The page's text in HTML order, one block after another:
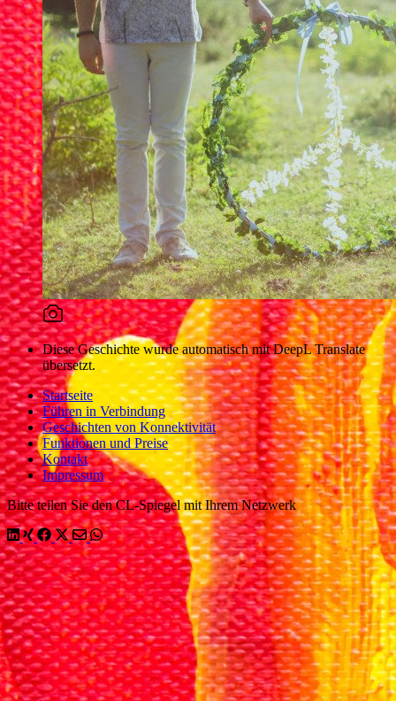
Diese Geschichte wurde automatisch mit DeepL Translate
übersetzt.
Startseite
Führen in Verbindung
Geschichten von Konnektivität
Funktionen und Preise
Kontakt
Impressum
Bitte teilen Sie den CL-Spiegel mit Ihrem Netzwerk